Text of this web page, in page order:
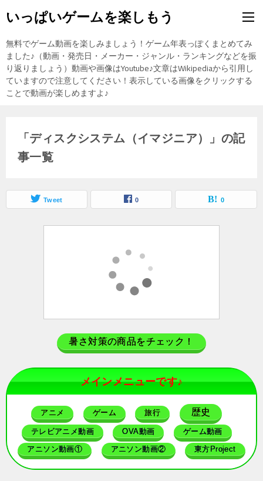
いっぱいゲームを楽しもう
無料でゲーム動画を楽しみましょう！ゲーム年表っぽくまとめてみ
ました♪（動画・発売日・メーカー・ジャンル・ランキングなどを振
り返りましょう）動画や画像はYoutube♪文章はWikipediaから引用し
ていますので注意してください！表示している画像をクリックする
ことで動画が楽しめますよ♪
「ディスクシステム（イマジニア）」の記
事一覧
Tweet 0 0
暑さ対策の商品をチェック！
メインメニューです♪
アニメ ゲーム 旅行 歴史
テレビアニメ動画 OVA動画 ゲーム動画
アニソン動画① アニソン動画② 東方Project